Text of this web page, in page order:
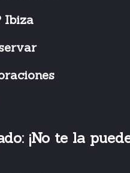
Ibiza
¡No te la